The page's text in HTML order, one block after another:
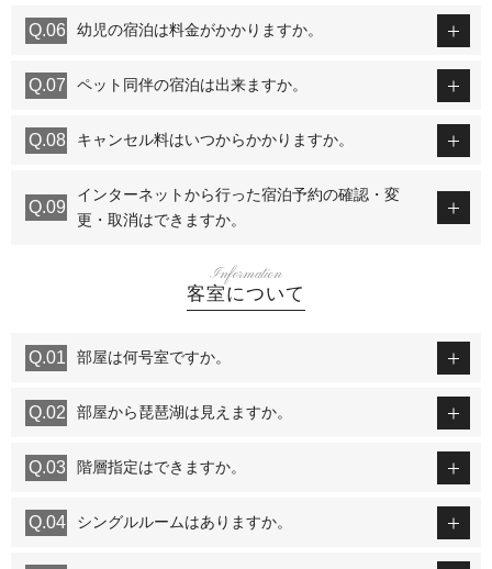
幼児の宿泊は料金がかかりますか。
ペット同伴の宿泊は出来ますか。
キャンセル料はいつからかかりますか。
インターネットから行った宿泊予約の確認・変
更・取消はできますか。
Information
客室について
部屋は何号室ですか。
部屋から琵琶湖は見えますか。
階層指定はできますか。
シングルルームはありますか。